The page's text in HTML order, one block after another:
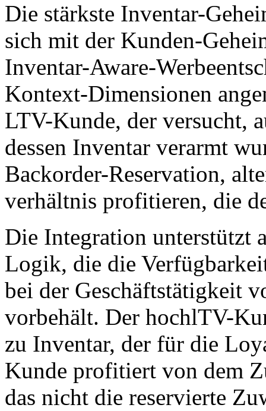
Die stärkste Inventar-
sich mit der Kunden-
Inventar-Aware-
Kontext-Dimensionen
LTV-Kunde, der versucht,
dessen Inventar verarmt
Backorder-Reservation,
verhältnis profitieren, die
Die Integration unterstützt
Logik, die die
bei der Geschäftstätigkeit
vorbehält. Der hochlTV-
zu Inventar, der für die
Kunde profitiert von dem
das nicht die reservierte